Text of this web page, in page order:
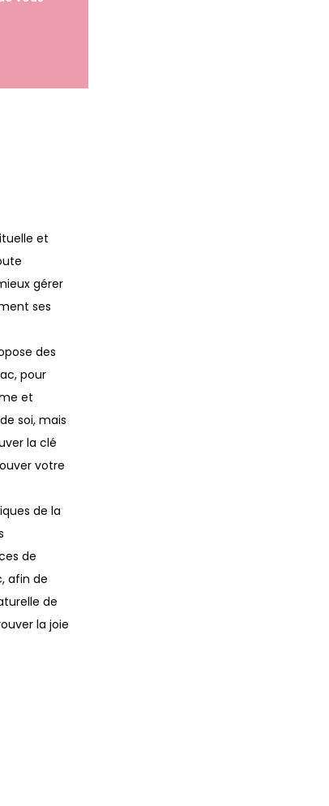
et
gérer
ses
des
pour
et
soi, mais
la clé
votre
de la
de
afin de
de
la joie